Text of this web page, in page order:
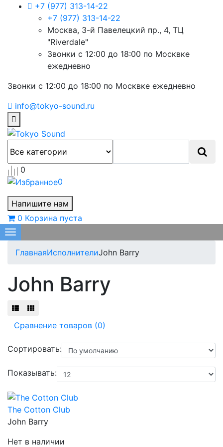
+7 (977) 313-14-22
+7 (977) 313-14-22
Москва, 3-й Павелецкий пр., 4, ТЦ
"Riverdale"
Звонки с 12:00 до 18:00 по Москвке
ежедневно
Звонки с 12:00 до 18:00 по Москвке ежедневно
info@tokyo-sound.ru
0
0
Напишите нам
0 Корзина пуста
Меню
ГлавнаяИсполнителиJohn Barry
John Barry
Сравнение товаров (0)
Сортировать:
Показывать:
The Cotton Club
John Barry
Нет в наличии